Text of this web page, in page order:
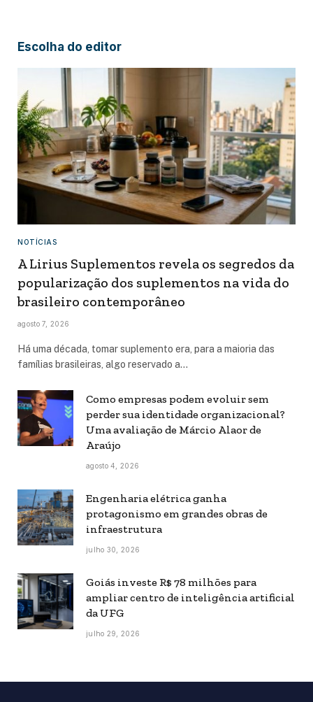
Escolha do editor
NOTÍCIAS
A Lirius Suplementos revela os segredos da
popularização dos suplementos na vida do
brasileiro contemporâneo
agosto 7, 2026
Há uma década, tomar suplemento era, para a maioria das
famílias brasileiras, algo reservado a…
Como empresas podem evoluir sem
perder sua identidade organizacional?
Uma avaliação de Márcio Alaor de
Araújo
agosto 4, 2026
Engenharia elétrica ganha
protagonismo em grandes obras de
infraestrutura
julho 30, 2026
Goiás investe R$ 78 milhões para
ampliar centro de inteligência artificial
da UFG
julho 29, 2026